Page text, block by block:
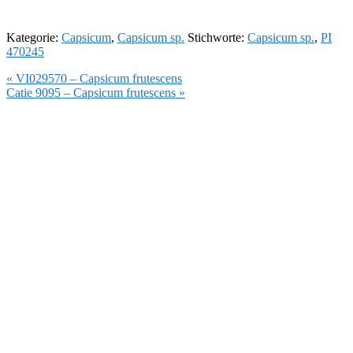
Kategorie: Capsicum, Capsicum sp. Stichworte: Capsicum sp., PI
470245
Vorheriger
Beitrag:
« VI029570 – Capsicum frutescens
Nächster
Catie 9095 – Capsicum frutescens »